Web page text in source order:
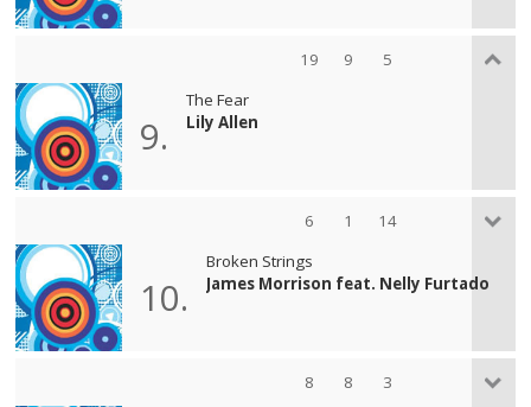
19 9 5
9.
The Fear
Lily Allen
6 1 14
10.
Broken Strings
James Morrison feat. Nelly Furtado
8 8 3